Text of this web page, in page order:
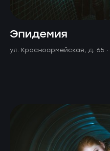
Эпидемия
ул. Красноармейская, д. 65 ·